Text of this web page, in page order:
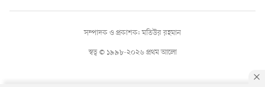
স্বত্ব © ১৯৯৮-২০২৬ প্রথম আলো
সম্পাদক ও প্রকাশক: মতিউর রহমান